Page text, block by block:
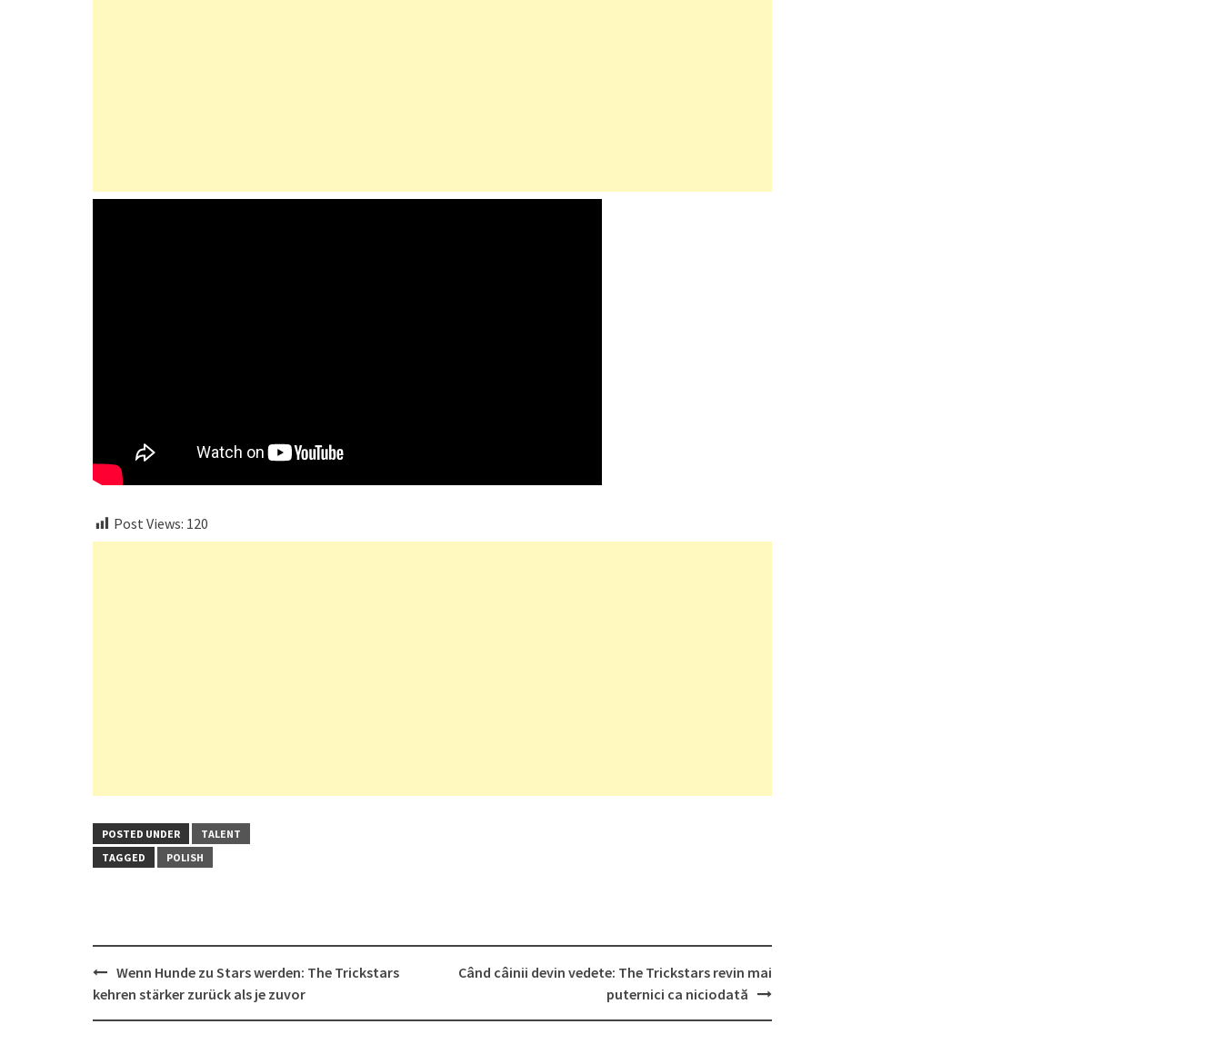
Post Views: 120
POSTED UNDER
TALENT
TAGGED
POLISH
Post
navigation
Wenn Hunde zu Stars werden: The Trickstars
kehren stärker zurück als je zuvor
Când câinii devin vedete: The Trickstars revin mai
puternici ca niciodată